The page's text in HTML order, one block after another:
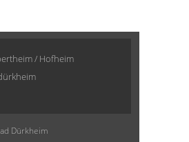
/ Hofheim
Dürkheim